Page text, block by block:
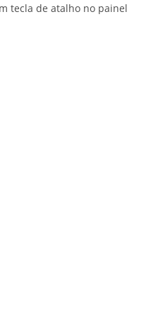
tecla de atalho no painel